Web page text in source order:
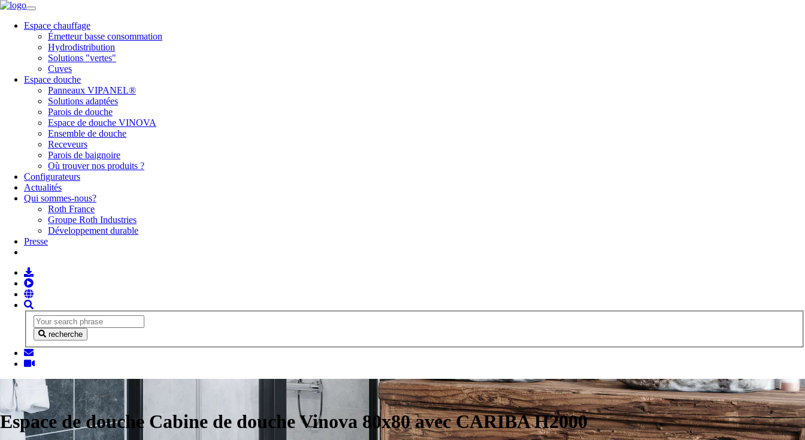
Espace chauffage
Émetteur basse consommation
Hydrodistribution
Solutions "vertes"
Cuves
Espace douche
Panneaux VIPANEL®
Solutions adaptées
Parois de douche
Espace de douche VINOVA
Ensemble de douche
Receveurs
Parois de baignoire
Où trouver nos produits ?
Configurateurs
Actualités
Qui sommes-nous?
Roth France
Groupe Roth Industries
Développement durable
Presse
recherche
Espace de douche Cabine de douche Vinova 80x80 avec CARIBA H2000